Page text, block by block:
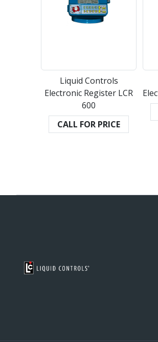
Liquid Controls
Electronic Register LCR
600
CALL FOR PRICE